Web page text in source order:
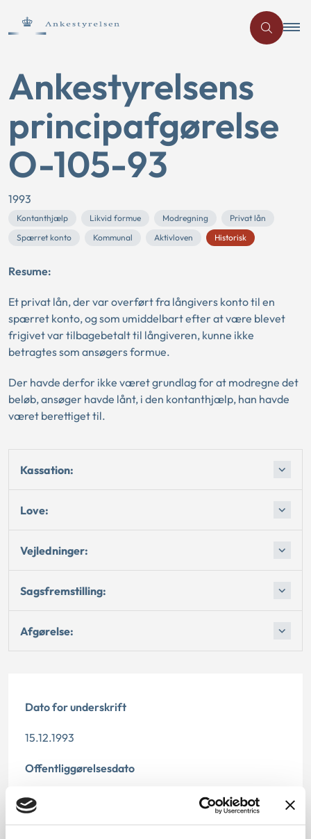
Ankestyrelsens
principafgørelse
O-105-93
1993
Kontanthjælp Likvid formue Modregning
Privat lån
Spærret konto
Kommunal Aktivloven Historisk
Resume:
Et privat lån, der var overført fra långivers konto til en
spærret konto, og som umiddelbart efter at være blevet
frigivet var tilbagebetalt til långiveren, kunne ikke
betragtes som ansøgers formue.
Der havde derfor ikke været grundlag for at modregne det
beløb, ansøger havde lånt, i den kontanthjælp, han havde
været berettiget til.
Kassation:
Love:
Vejledninger:
Sagsfremstilling:
Afgørelse:
Dato for underskrift
15.12.1993
Offentliggørelsesdato
12.07.2013
Paragraf